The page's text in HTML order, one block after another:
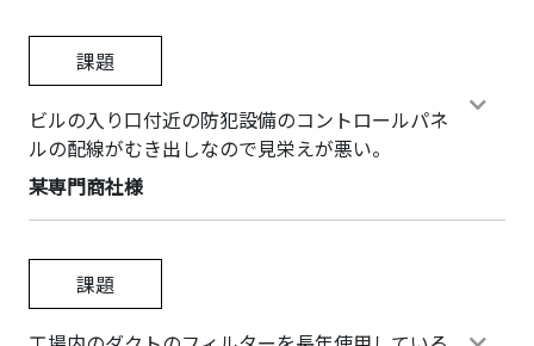
課題
ビルの入り口付近の防犯設備のコントロールパネ
ルの配線がむき出しなので見栄えが悪い。
某専門商社様
課題